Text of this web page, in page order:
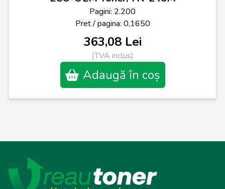
Pagini: 2.200
Pret / pagina: 0,1650
363,08 Lei
(TVA inclus)
Adaugă în coș